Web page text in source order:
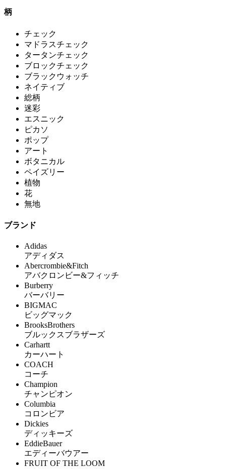
柄
チェック
マドラスチェック
タータンチェック
ブロックチェック
ブラックウォッチ
ネイティブ
総柄
迷彩
エスニック
ピカソ
ポップ
アート
ボタニカル
ペイズリー
植物
花
無地
ブランド
Adidas
アディダス
Abercrombie&Fitch
アバクロンビー&フィッチ
Burberry
バーバリー
BIGMAC
ビッグマック
BrooksBrothers
ブルックスブラザーズ
Carhartt
カーハート
COACH
コーチ
Champion
チャンピオン
Columbia
コロンビア
Dickies
ディッキーズ
EddieBauer
エディーバウアー
FRUIT OF THE LOOM